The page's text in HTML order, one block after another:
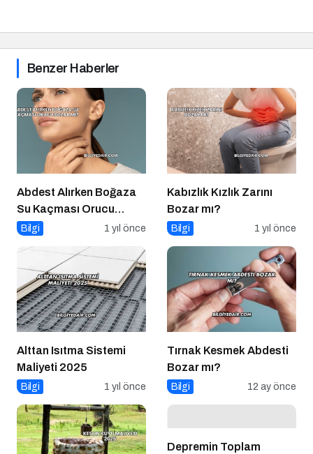
Benzer Haberler
Abdest Alırken Boğaza
Su Kaçması Orucu
Bozar mı?
Bilgi 1 yıl önce
Kabızlık Kızlık Zarını
Bozar mı?
Bilgi 1 yıl önce
Alttan Isıtma Sistemi
Maliyeti 2025
Bilgi 1 yıl önce
Tırnak Kesmek Abdesti
Bozar mı?
Bilgi 12 ay önce
Depremin Toplam